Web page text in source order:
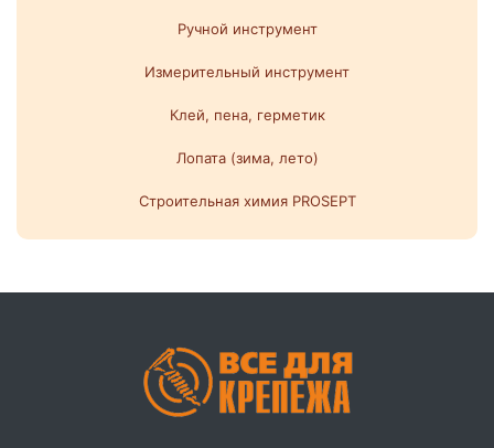
Ручной инструмент
Измерительный инструмент
Клей, пена, герметик
Лопата (зима, лето)
Строительная химия PROSEPT